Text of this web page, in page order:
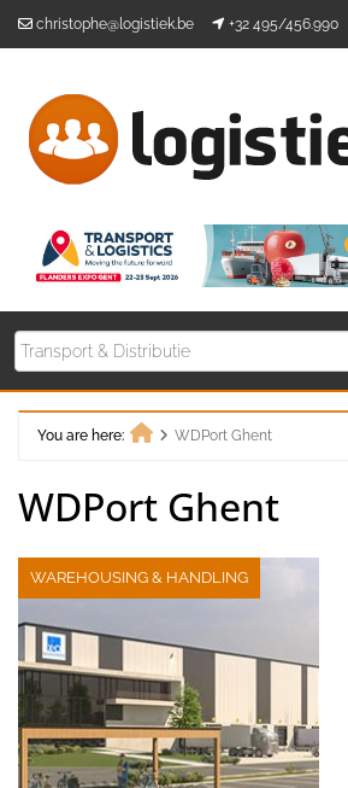
christophe@logistiek.be +32 495/456.990
You are here:
WDPort Ghent
WDPort Ghent
WAREHOUSING & HANDLING